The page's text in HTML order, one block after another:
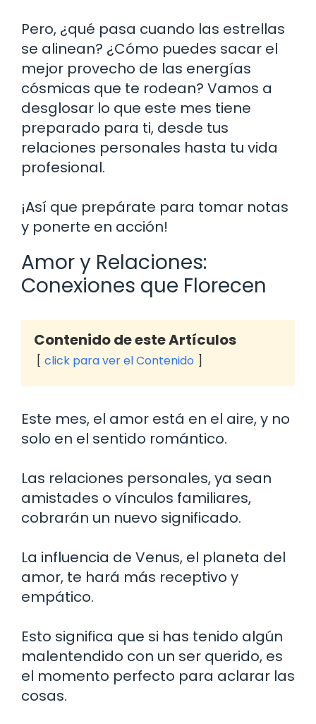
Pero, ¿qué pasa cuando las estrellas
se alinean? ¿Cómo puedes sacar el
mejor provecho de las energías
cósmicas que te rodean? Vamos a
desglosar lo que este mes tiene
preparado para ti, desde tus
relaciones personales hasta tu vida
profesional.
¡Así que prepárate para tomar notas
y ponerte en acción!
Amor y Relaciones:
Conexiones que Florecen
Contenido de este Artículos
click para ver el Contenido
Este mes, el amor está en el aire, y no
solo en el sentido romántico.
Las relaciones personales, ya sean
amistades o vínculos familiares,
cobrarán un nuevo significado.
La influencia de Venus, el planeta del
amor, te hará más receptivo y
empático.
Esto significa que si has tenido algún
malentendido con un ser querido, es
el momento perfecto para aclarar las
cosas.